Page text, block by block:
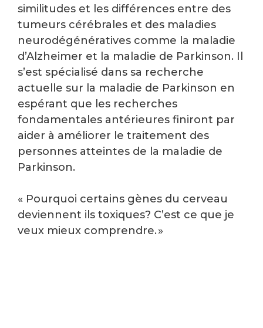
similitudes et les différences entre des
tumeurs cérébrales et des maladies
neurodégénératives comme la maladie
d’Alzheimer et la maladie de Parkinson. Il
s’est spécialisé dans sa recherche
actuelle sur la maladie de Parkinson en
espérant que les recherches
fondamentales antérieures finiront par
aider à améliorer le traitement des
personnes atteintes de la maladie de
Parkinson.
« Pourquoi certains gènes du cerveau
deviennent ils toxiques? C’est ce que je
veux mieux comprendre. »